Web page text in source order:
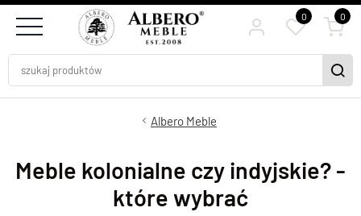
0 0
Albero Meble
Meble kolonialne czy indyjskie? -
które wybrać